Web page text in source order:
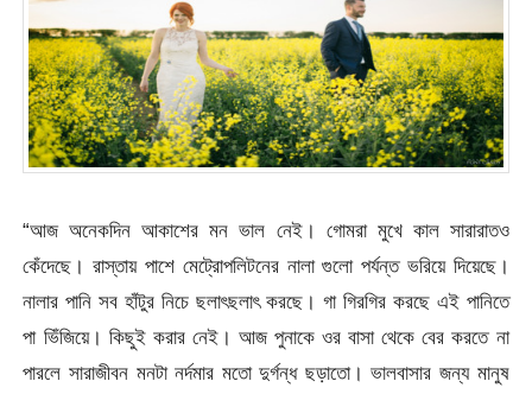
“আজ অনেকদিন আকাশের মন ভাল নেই। গোমরা মুখে কাল সারারাতও
কেঁদেছে। রাস্তায় পাশে মেট্রোপলিটনের নালা গুলো পর্যন্ত ভরিয়ে দিয়েছে।
নালার পানি সব হাঁটুর নিচে ছলাৎছলাৎ করছে। গা গিরগির করছে এই পানিতে
পা ভিঁজিয়ে। কিছুই করার নেই। আজ পুনাকে ওর বাসা থেকে বের করতে না
পারলে সারাজীবন মনটা নর্দমার মতো দুর্গন্ধ ছড়াতো। ভালবাসার জন্য মানুষ